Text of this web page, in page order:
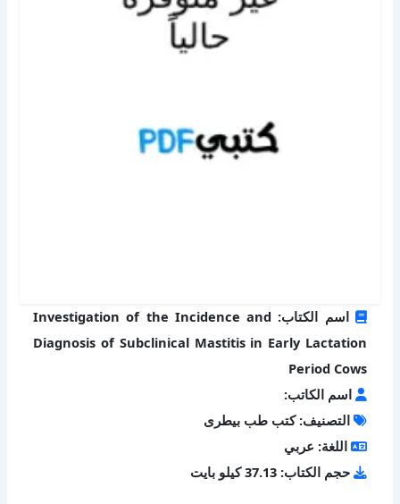
اسم الكتاب: Investigation of the Incidence and
Diagnosis of Subclinical Mastitis in Early Lactation
Period Cows
اسم الكاتب:
التصنيف: كتب طب بيطرى
اللغة: عربي
حجم الكتاب: 37.13 كيلو بايت